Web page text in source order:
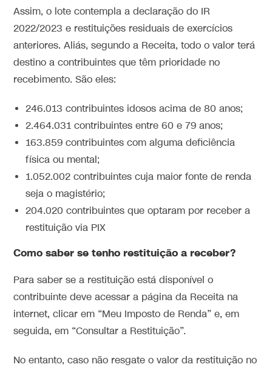
Assim, o lote contempla a declaração do IR
2022/2023 e restituições residuais de exercícios
anteriores. Aliás, segundo a Receita, todo o valor terá
destino a contribuintes que têm prioridade no
recebimento. São eles:
246.013 contribuintes idosos acima de 80 anos;
2.464.031 contribuintes entre 60 e 79 anos;
163.859 contribuintes com alguma deficiência
física ou mental;
1.052.002 contribuintes cuja maior fonte de renda
seja o magistério;
204.020 contribuintes que optaram por receber a
restituição via PIX
Como saber se tenho restituição a receber?
Para saber se a restituição está disponível o
contribuinte deve acessar a página da Receita na
internet, clicar em “Meu Imposto de Renda” e, em
seguida, em “Consultar a Restituição”.
No entanto, caso não resgate o valor da restituição no